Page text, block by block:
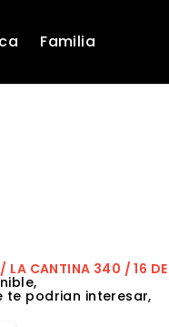
Familia
LA CANTINA 340 / 16
te podrian interesar,